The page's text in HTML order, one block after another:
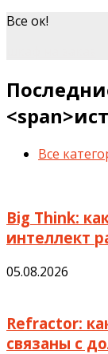
Все ок!
Все
Big Think:
интеллект
05.08.2026
Refractor:
связаны с